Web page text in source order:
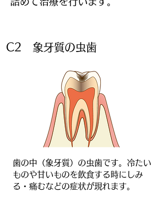
C2 象牙質の虫歯
歯の中（象牙質）の虫歯です。冷たい
ものや甘いものを飲食する時にしみ
る・痛むなどの症状が現れます。